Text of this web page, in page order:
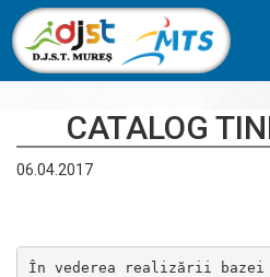
CATALOG
06.04.2017
În vederea realizării bazei